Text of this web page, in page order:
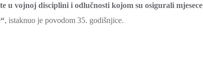
u vojnoj disciplini i odlučnosti kojom su osigurali mjesece
, istaknuo je povodom 35. godišnjice.